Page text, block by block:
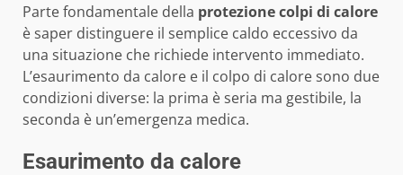
Parte fondamentale della protezione colpi di calore
è saper distinguere il semplice caldo eccessivo da
una situazione che richiede intervento immediato.
L’esaurimento da calore e il colpo di calore sono due
condizioni diverse: la prima è seria ma gestibile, la
seconda è un’emergenza medica.
Esaurimento da calore